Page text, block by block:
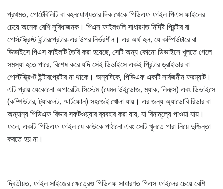
প্রথমত, পোর্টেবিলিটি বা বহনযোগ্যতার দিক থেকে পিডিএফ ফাইল পিএস ফাইলের
চেয়ে অনেক বেশি সুবিধাজনক। পিএস ফাইলগুলি সাধারণত নির্দিষ্ট প্রিন্টার বা
পোস্টস্ক্রিপ্ট ইন্টারপ্রেটার-এর উপর নির্ভরশীল। এর অর্থ হল, যে কম্পিউটারে বা
ডিভাইসে পিএস ফাইলটি তৈরি করা হয়েছে, সেটি অন্য কোনো ডিভাইসে খুলতে গেলে
সমস্যা হতে পারে, বিশেষ করে যদি সেই ডিভাইসে একই প্রিন্টার ড্রাইভার বা
পোস্টস্ক্রিপ্ট ইন্টারপ্রেটার না থাকে। অন্যদিকে, পিডিএফ একটি সার্বজনীন ফরম্যাট।
এটি প্রায় যেকোনো অপারেটিং সিস্টেম (যেমন উইন্ডোজ, ম্যাক, লিনাক্স) এবং ডিভাইসে
(কম্পিউটার, ট্যাবলেট, স্মার্টফোন) সহজেই খোলা যায়। এর জন্য অ্যাডোবি রিডার বা
অন্যান্য পিডিএফ রিডার সফটওয়্যার ব্যবহার করা যায়, যা বিনামূল্যে পাওয়া যায়।
ফলে, একটি পিডিএফ ফাইল যে কাউকে পাঠানো এবং সেটি খুলতে পারা নিয়ে দুশ্চিন্তা
করতে হয় না।
দ্বিতীয়ত, ফাইল সাইজের ক্ষেত্রেও পিডিএফ সাধারণত পিএস ফাইলের চেয়ে বেশি